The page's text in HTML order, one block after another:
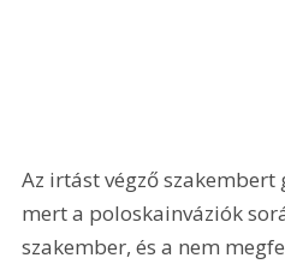
Az irtást végző szakembert
mert a poloskainváziók
szakember, és a nem